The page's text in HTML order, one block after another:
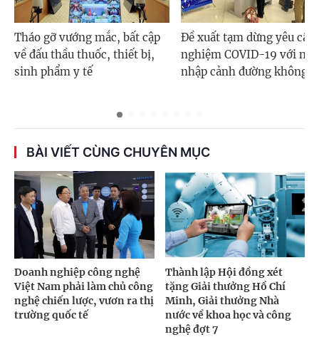
Tháo gỡ vướng mắc, bất cập
về đấu thầu thuốc, thiết bị,
sinh phẩm y tế
Đề xuất tạm dừng yêu cầu
nghiệm COVID-19 với
nhập cảnh đường không
BÀI VIẾT CÙNG CHUYÊN MỤC
Doanh nghiệp công nghệ
Việt Nam phải làm chủ công
nghệ chiến lược, vươn ra thị
trường quốc tế
Thành lập Hội đồng xét
tặng Giải thưởng Hồ Chí
Minh, Giải thưởng Nhà
nước về khoa học và công
nghệ đợt 7